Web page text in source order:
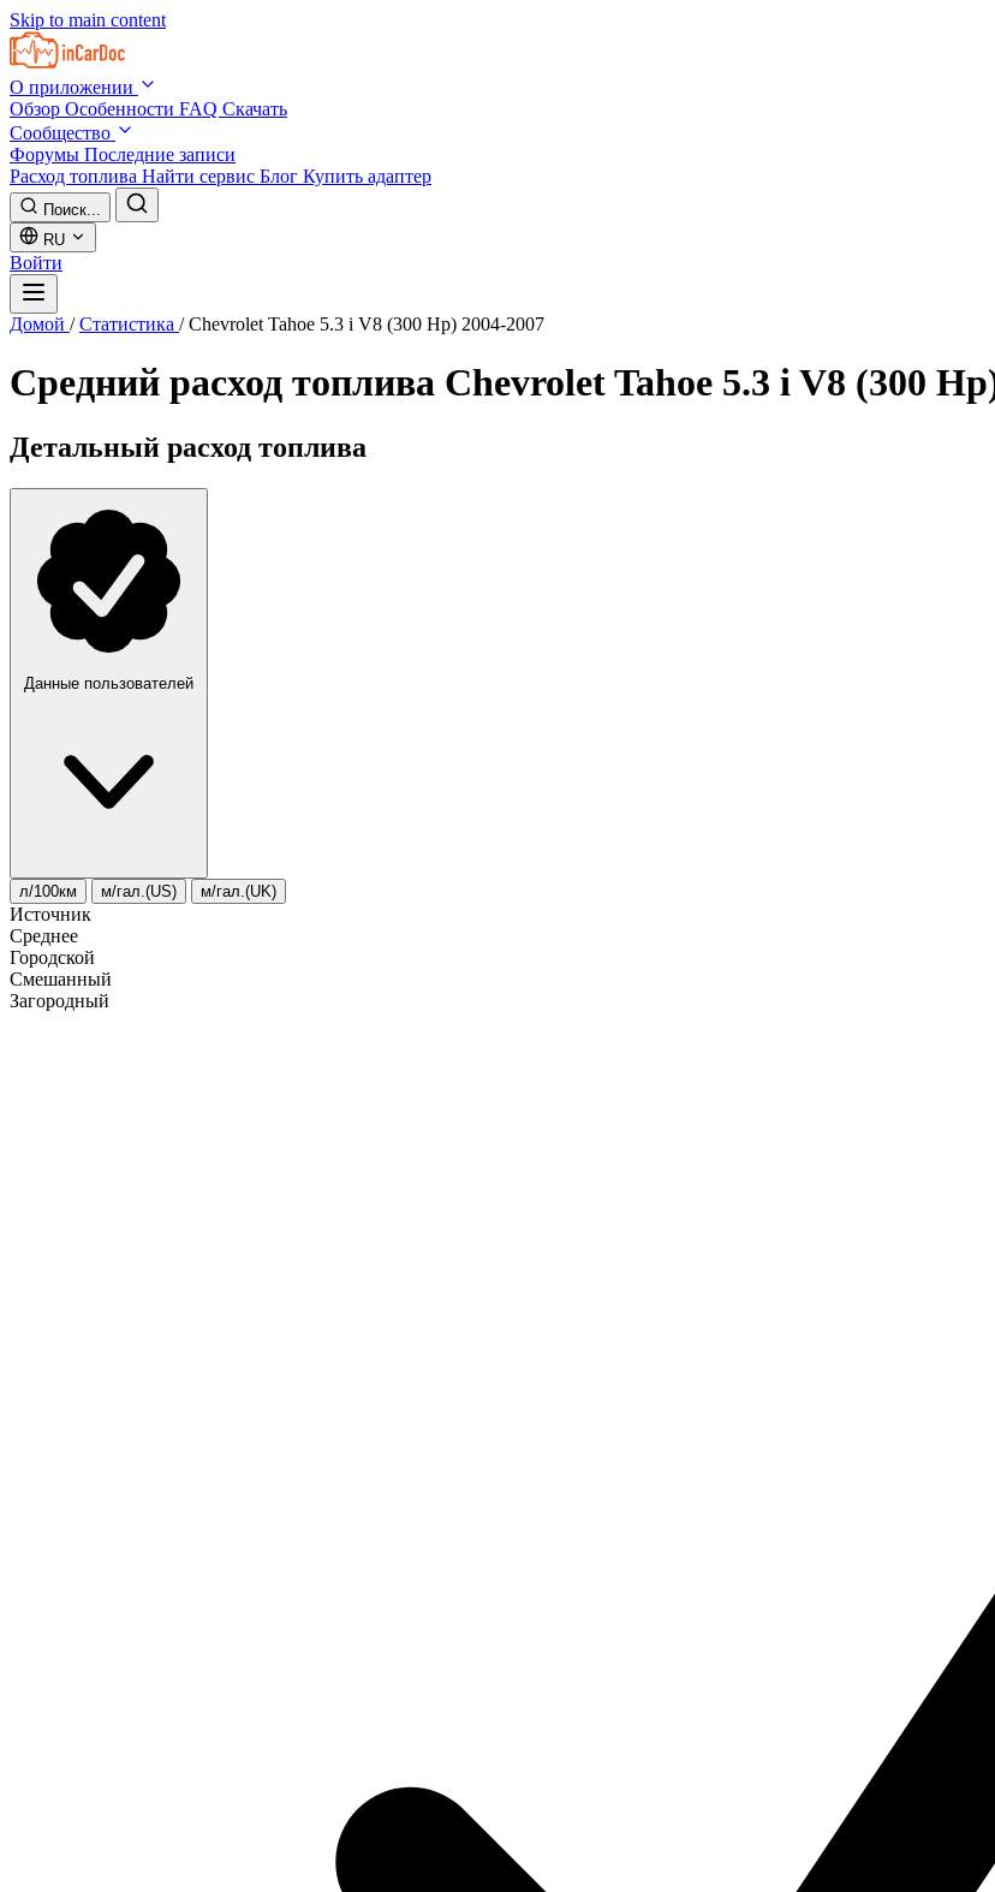
Skip to main content
О приложении
Обзор Особенности FAQ Скачать
Сообщество
Форумы Последние записи
Расход топлива Найти сервис Блог Купить адаптер
Поиск...
RU
Войти
Домой / Статистика / Chevrolet Tahoe 5.3 i V8 (300 Hp) 2004-2007
Средний расход топлива Chevrolet Tahoe 5.3 i V8 (300
Детальный расход топлива
Данные пользователей
л/100км м/гал.(US) м/гал.(UK)
Источник
Среднее
Городской
Смешанный
Загородный